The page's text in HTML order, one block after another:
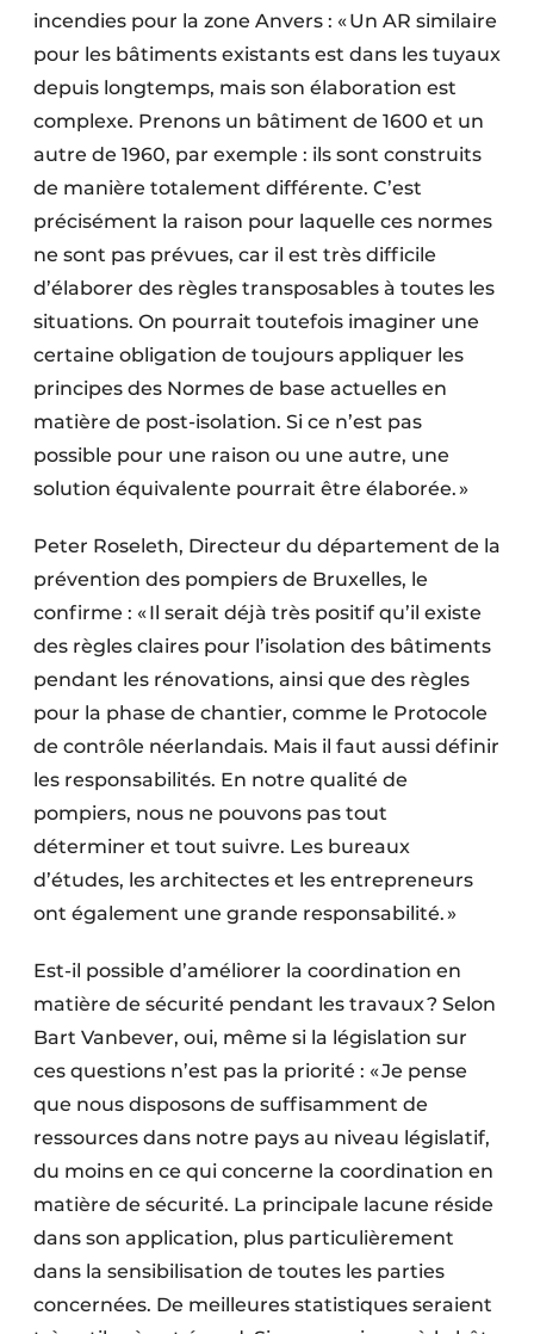
incendies pour la zone Anvers : « Un AR similaire
pour les bâtiments existants est dans les tuyaux
depuis longtemps, mais son élaboration est
complexe. Prenons un bâtiment de 1600 et un
autre de 1960, par exemple : ils sont construits
de manière totalement différente. C’est
précisément la raison pour laquelle ces normes
ne sont pas prévues, car il est très difficile
d’élaborer des règles transposables à toutes les
situations. On pourrait toutefois imaginer une
certaine obligation de toujours appliquer les
principes des Normes de base actuelles en
matière de post-isolation. Si ce n’est pas
possible pour une raison ou une autre, une
solution équivalente pourrait être élaborée. »
Peter Roseleth, Directeur du département de la
prévention des pompiers de Bruxelles, le
confirme : « Il serait déjà très positif qu’il existe
des règles claires pour l’isolation des bâtiments
pendant les rénovations, ainsi que des règles
pour la phase de chantier, comme le Protocole
de contrôle néerlandais. Mais il faut aussi définir
les responsabilités. En notre qualité de
pompiers, nous ne pouvons pas tout
déterminer et tout suivre. Les bureaux
d’études, les architectes et les entrepreneurs
ont également une grande responsabilité. »
Est-il possible d’améliorer la coordination en
matière de sécurité pendant les travaux ? Selon
Bart Vanbever, oui, même si la législation sur
ces questions n’est pas la priorité : « Je pense
que nous disposons de suffisamment de
ressources dans notre pays au niveau législatif,
du moins en ce qui concerne la coordination en
matière de sécurité. La principale lacune réside
dans son application, plus particulièrement
dans la sensibilisation de toutes les parties
concernées. De meilleures statistiques seraient